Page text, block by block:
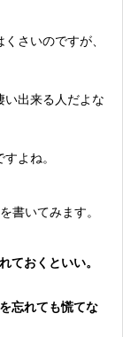
さいのですが、
い出来る人だよな
よね。
書いてみます。
ておくといい。
忘れても慌てな